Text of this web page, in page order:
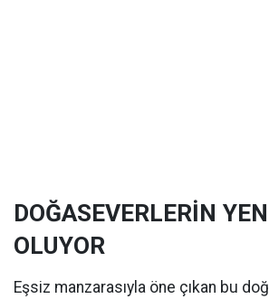
DOĞASEVERLERİN
OLUYOR
Eşsiz manzarasıyla öne çıkan bu